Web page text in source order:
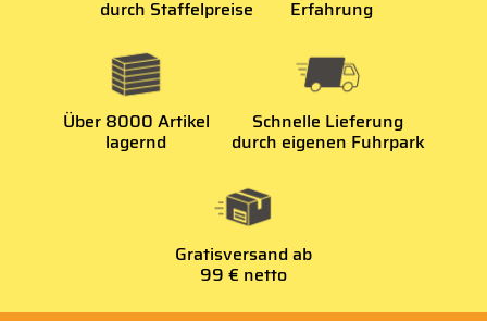
durch Staffelpreise Erfahrung
Über 8000 Artikel
lagernd
Schnelle Lieferung
durch eigenen Fuhrpark
Gratisversand ab
99 € netto